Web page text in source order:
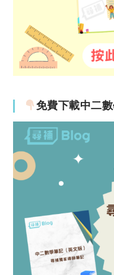
免費下載中二數